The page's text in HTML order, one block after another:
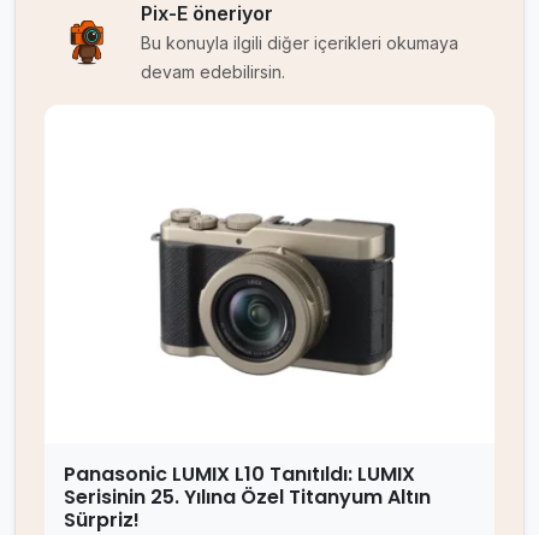
Pix-E öneriyor
Bu konuyla ilgili diğer içerikleri okumaya
devam edebilirsin.
Panasonic LUMIX L10 Tanıtıldı: LUMIX
Serisinin 25. Yılına Özel Titanyum Altın
Sürpriz!